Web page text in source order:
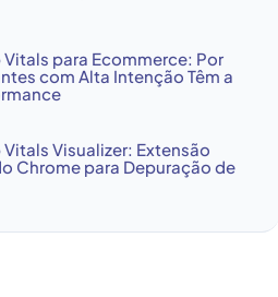
Vitals para Ecommerce: Por
com Alta Intenção Têm a
Vitals Visualizer: Extensão
Chrome para Depuração de